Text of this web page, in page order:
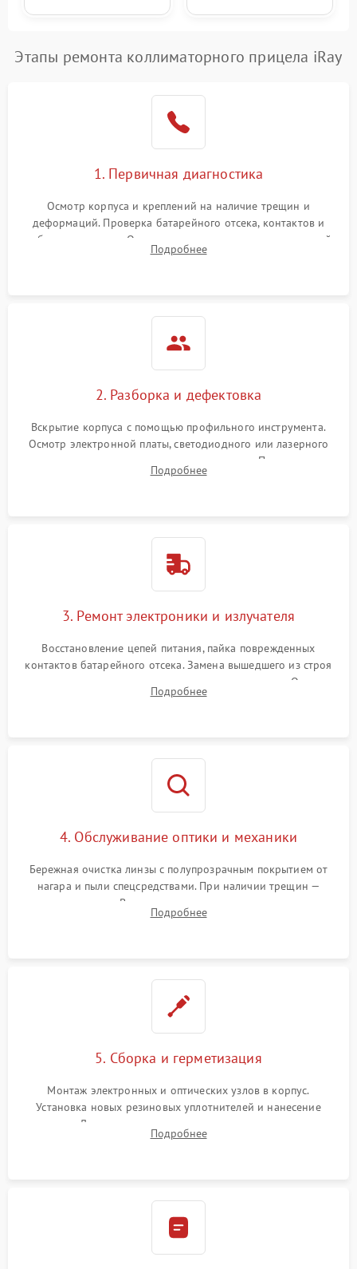
Этапы ремонта коллиматорного прицела iRay
1. Первичная диагностика
Осмотр корпуса и креплений на наличие трещин и
деформаций. Проверка батарейного отсека, контактов и
работы излучателя. Оценка яркости и четкости прицельной
марки на разных режимах. Выявление проблем с
Подробнее
2. Разборка и дефектовка
Вскрытие корпуса с помощью профильного инструмента.
Осмотр электронной платы, светодиодного или лазерного
излучателя, а также механизма выверки. Проверка
уплотнительных прокладок и выявление следов окисления
Подробнее
3. Ремонт электроники и излучателя
Восстановление цепей питания, пайка поврежденных
контактов батарейного отсека. Замена вышедшего из строя
светодиода или микросхемы управления яркостью. Очистка
платы от коррозии и нанесение защитного лака для
Подробнее
4. Обслуживание оптики и механики
Бережная очистка линзы с полупрозрачным покрытием от
нагара и пыли спецсредствами. При наличии трещин —
замена стекла. Восстановление или замена пружин и
резьбовых элементов в механизме ввода поправок для
Подробнее
5. Сборка и герметизация
Монтаж электронных и оптических узлов в корпус.
Установка новых резиновых уплотнителей и нанесение
герметика. Для закрытых коллиматоров — вакуумирование и
заполнение инертным газом для исключения запотевания
Подробнее